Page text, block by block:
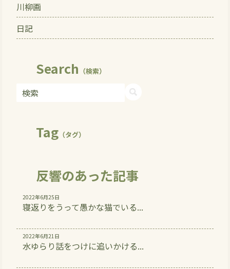
川柳画
日記
Search （検索）
Tag（タグ）
反響のあった記事
2022年6月25日
寝返りをうって愚かな猫でいる...
2022年6月21日
水ゆらり話をつけに追いかける...